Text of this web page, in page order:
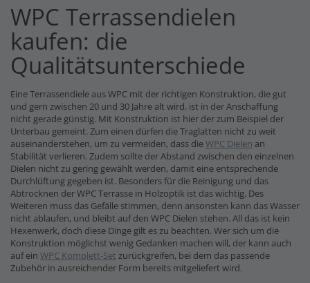
WPC Terrassendielen
kaufen: die
Qualitätsunterschiede
Eine Terrassendiele aus WPC mit der richtigen Konstruktion, die gut
und gern zwischen 20 und 30 Jahre alt wird, ist in der Anschaffung
nicht gerade günstig. Mit Konstruktion ist hier der zum Beispiel der
Unterbau gemeint. Zum einen dürfen die Traglatten nicht zu weit
auseinanderstehen, um zu vermeiden, dass dieWPC Dielen an
Stabilität verlieren. Zudem sollte der Abstand zwischen den einzelnen
Dielen nicht zu gering gewählt werden, damit eine entsprechende
Durchlüftung gegeben ist. Besonders für die Reinigung und das
Abtrocknen der WPC Terrasse in Holzoptik ist das wichtig. Des
Weiteren muss das Gefälle stimmen, denn ansonsten kann das Wasser
nicht ablaufen, und bleibt auf den WPC Dielen stehen. All das ist kein
Hexenwerk, doch diese Dinge gilt es zu beachten. Wer sich um die
Konstruktion möglichst wenig Gedanken machen will, der kann auch
auf ein WPC Komplett-Set zurückgreifen, bei dem das passende
Zubehör in ausreichender Form bereits mitgeliefert wird.